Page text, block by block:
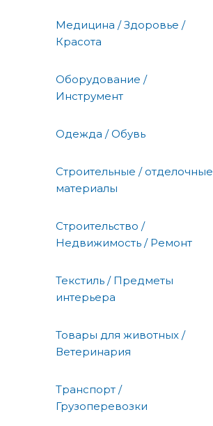
Медицина / Здоровье /
Красота
Оборудование /
Инструмент
Одежда / Обувь
Строительные / отделочные
материалы
Строительство /
Недвижимость / Ремонт
Текстиль / Предметы
интерьера
Товары для животных /
Ветеринария
Транспорт /
Грузоперевозки